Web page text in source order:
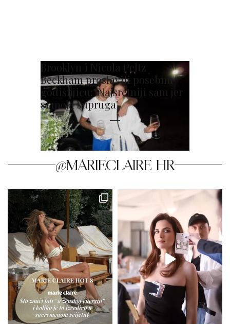
Brooklyn i Nicola Peltz
Beckham proslavili posebnu
godišnjicu: 'Najsretniji sam jer
si moja supruga'
@MARIECLAIRE_HR